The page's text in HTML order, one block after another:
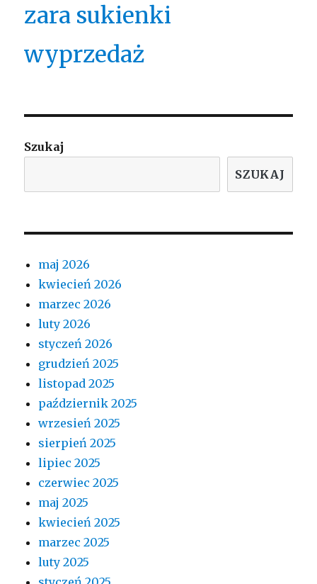
zara sukienki
wyprzedaż
Szukaj
SZUKAJ
maj 2026
kwiecień 2026
marzec 2026
luty 2026
styczeń 2026
grudzień 2025
listopad 2025
październik 2025
wrzesień 2025
sierpień 2025
lipiec 2025
czerwiec 2025
maj 2025
kwiecień 2025
marzec 2025
luty 2025